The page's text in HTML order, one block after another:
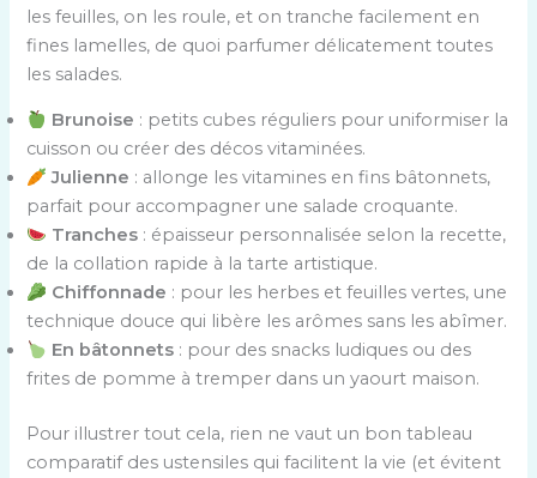
les feuilles, on les roule, et on tranche facilement en
fines lamelles, de quoi parfumer délicatement toutes
les salades.
Brunoise : petits cubes réguliers pour uniformiser la
cuisson ou créer des décos vitaminées.
Julienne : allonge les vitamines en fins bâtonnets,
parfait pour accompagner une salade croquante.
Tranches : épaisseur personnalisée selon la recette,
de la collation rapide à la tarte artistique.
Chiffonnade : pour les herbes et feuilles vertes, une
technique douce qui libère les arômes sans les abîmer.
En bâtonnets : pour des snacks ludiques ou des
frites de pomme à tremper dans un yaourt maison.
Pour illustrer tout cela, rien ne vaut un bon tableau
comparatif des ustensiles qui facilitent la vie (et évitent